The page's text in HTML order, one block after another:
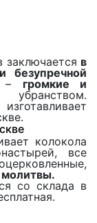
заключается в
безупречной
– громкие и
колокола
все
молитвы.
со склада в